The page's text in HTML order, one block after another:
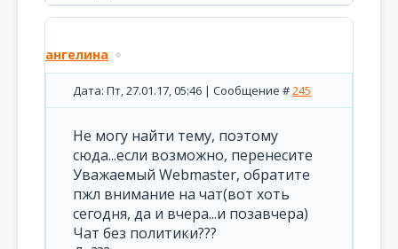
ангелина
Дата: Пт, 27.01.17, 05:46 | Сообщение #245
Не могу найти тему, поэтому
сюда...если возможно, перенесите
Уважаемый Webmaster, обратите
пжл внимание на чат(вот хоть
сегодня, да и вчера...и позавчера)
Чат без политики???